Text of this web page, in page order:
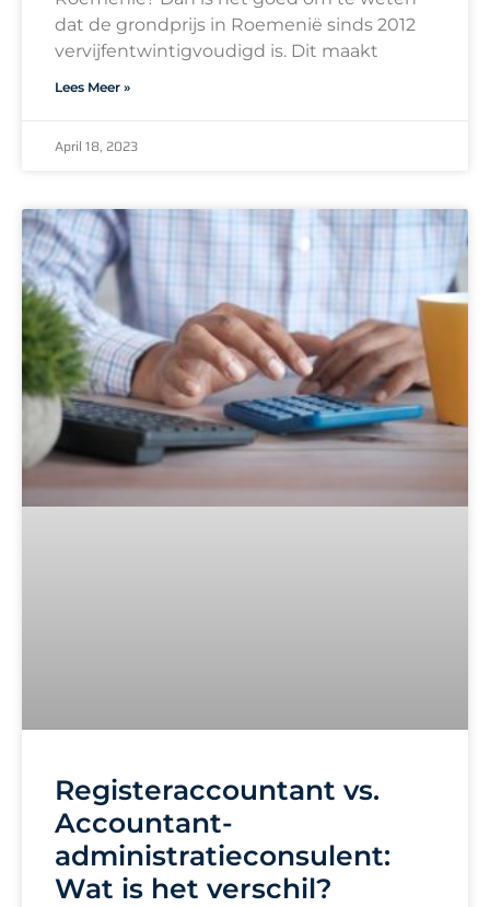
dat de grondprijs in Roemenië sinds 2012
vervijfentwintigvoudigd is. Dit maakt
Lees Meer »
April 18, 2023
Registeraccountant vs.
Accountant-
administratieconsulent:
Wat is het verschil?